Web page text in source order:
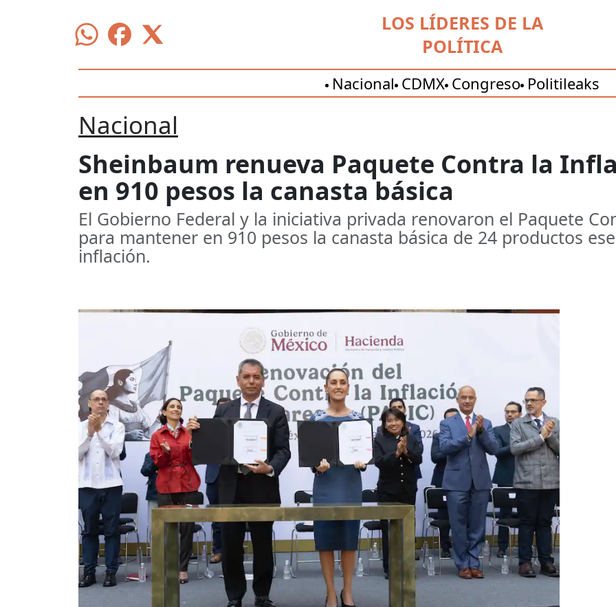
LOS LÍDERES DE LA
POLÍTICA
Nacional CDMX Congreso Politileaks
Nacional
Sheinbaum renueva Paquete Contra la
en 910 pesos la canasta básica
El Gobierno Federal y la iniciativa privada renovaron el Paquete
para mantener en 910 pesos la canasta básica de 24 productos
inflación.